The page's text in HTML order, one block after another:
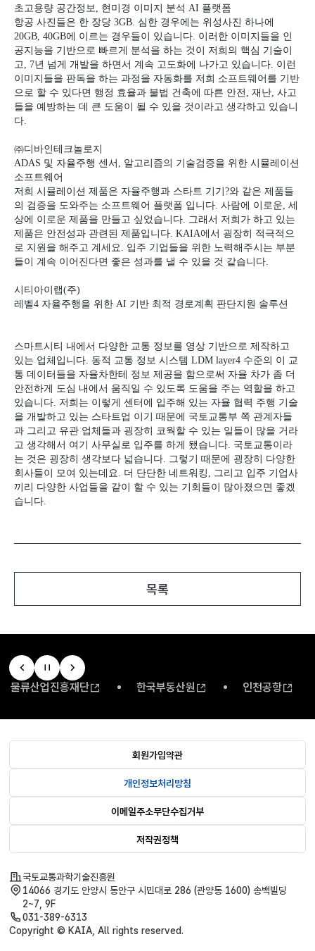
초고용량 공간정보
현미경 이미지 분석 AI 플랫폼
항공 사진들은 한 장당 3GB. 심한 경우에는 위성사진 하나에
20GB, 40GB에 이르는 경우들이 있습니다 이러한 이미지들을 인
공지능을 기반으로 빠르게 분석을 하는 것이 저희의 핵심 기술이
고
, 7년 넘게 개발을 하면서 계속 고도화에 나가고 있습니다 이런
이미지들을 판독을 하는 과정을 자동화를 저희 소프트웨어를 기반
으로 할 수 있다면 행정 효율과 불법 건축에 따른 안전
재난 사고
들을 예방하는 데 큰 도움이 될 수 있을 것이라고 생각하고 있습니
다
㈜디바인테크놀로지
ADAS 및 자율주행 센서
알고리즘의 기술검증을 위한 시뮬레이션
소프트웨어
저희 시뮬레이션 제품은 자율주행과 스타트 기기?와 같은 제품들
의 검증을 도와주는 소프트웨어 플랫폼 입니다 사람에 이로운 세
상에 이로운 제품을 만들고 싶었습니다
그래서 저희가 하고 있는
제품은 안전성과 관련된 제품입니다 . KAIA에서 굉장히 적극적으
로 지원을 해주고 계세요
입주 기업들을 위한 노력해주시는 부분
들이 계속 이어진다면 좋은 성과를 낼 수 있을 것 같습니다
시티아이랩(주)
레벨4 자율주행을 위한 AI 기반 최적 경로계획 판단지원 솔루션
스마트시티 내에서 다양한 교통 정보를 영상 기반으로 제작하고
있는 업체입니다 동적 교통 정보 시스템 LDM layer4 수준의 이 교
통 데이터들을 자율차한테 정보 제공을 함으로써 자율 차가 좀 더
안전하게 도심 내에서 움직일 수 있도록 도움을 주는 역할을 하고
있습니다 저희는 이렇게 센터에 입주해 있는 자율 협력 주행 기술
을 개발하고 있는 스타트업 이기 때문에 국토교통부 쪽 관계자들
과 그리고 유관 업체들과 굉장히 코웍할 수 있는 일들이 많을 거라
고 생각해서 여기 사무실로 입주를 하게 됐습니다 국토교통이라
는 것은 굉장히 생각보다 넓습니다
그렇기 때문에 굉장히 다양한
회사들이 모여 있는데요
더 단단한 네트워킹
그리고 입주 기업사
끼리 다양한 사업들을 같이 할 수 있는 기회들이 많아졌으면 좋겠
습니다
목록
물류산업진흥재단 한국부동산원 인천공항
회원가입약관
개인정보처리방침
이메일주소무단수집거부
저작권정책
국토교통과학기술진흥원
14066 경기도 안양시 동안구 시민대로 286 (관양동 1600) 송백빌딩
2~7, 9F
031-389-6313
Copyright © KAIA, All rights reserved.